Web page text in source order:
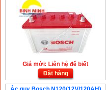
Giá mới: Liên hệ để biết
Đặt hàng